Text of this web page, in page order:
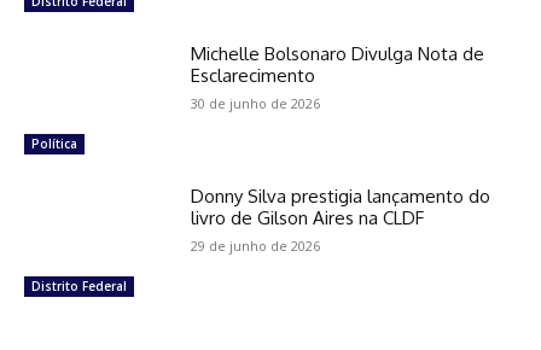
Política
Michelle Bolsonaro Divulga Nota de
Esclarecimento
30 de junho de 2026
Distrito Federal
Donny Silva prestigia lançamento do
livro de Gilson Aires na CLDF
29 de junho de 2026